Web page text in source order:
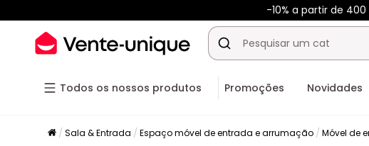
-10% a partir de
Todos os nossos produtos Promoções Novidades
Sala & Entrada Espaço móvel de entrada e arrumação Móvel de